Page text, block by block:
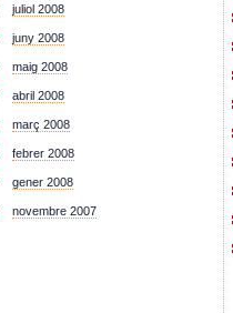
juliol 2008
juny 2008
maig 2008
abril 2008
març 2008
febrer 2008
gener 2008
novembre 2007